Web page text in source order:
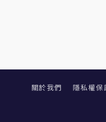
關於我們 隱私權保